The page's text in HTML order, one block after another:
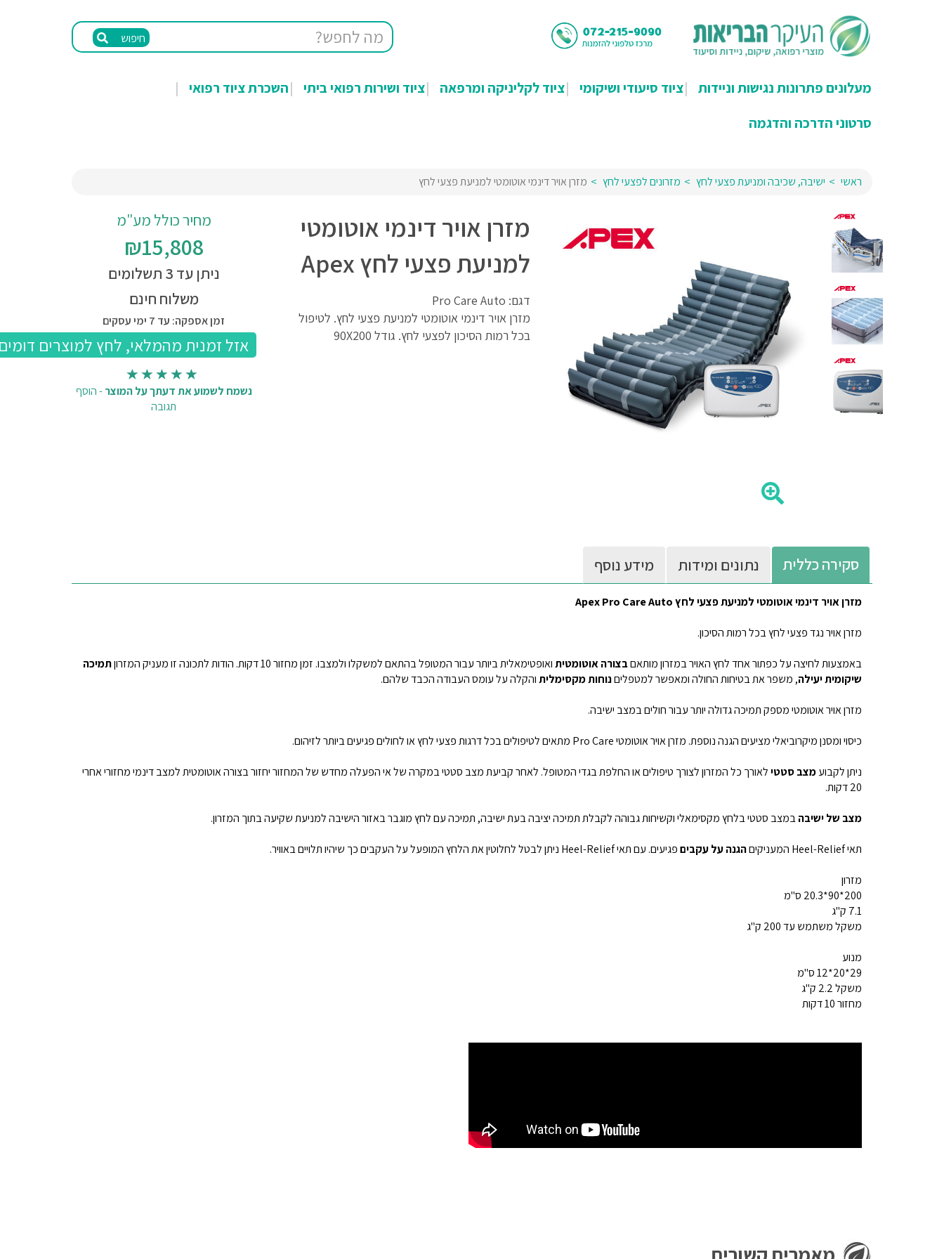
חיפוש
מעלונים פתרונות נגישות וניידות ציוד סיעודי ושיקומי ציוד לקליניקה ומרפאה ציוד ושירות רפואי ביתי
השכרת ציוד רפואי
סרטוני הדרכה והדגמה
ראשי ישיבה, שכיבה ומניעת פצעי לחץ מזרונים לפצעי לחץ מזרן אויר דינמי אוטומטי למניעת פצעי לחץ
מזרן אויר דינמי אוטומטי
למניעת פצעי לחץ Apex
דגם: Pro Care Auto
מזרן אויר דינמי אוטומטי למניעת פצעי לחץ. לטיפול
בכל רמות הסיכון לפצעי לחץ. גודל 90X200
מחיר כולל מע"מ
₪15,808
ניתן עד 3 תשלומים
משלוח חינם
זמן אספקה: עד 7 ימי עסקים
נשמח לשמוע את דעתך על המוצר-הוסף
תגובה
סקירה כללית נתונים ומידות מידע נוסף
מזרן אויר דינמי אוטומטי למניעת פצעי לחץ Apex Pro Care Auto
מזרן אויר נגד פצעי לחץ בכל רמות הסיכון.
באמצעות לחיצה על כפתור אחד לחץ האויר במזרון מותאםבצורה אוטומטיתואופטימאלית ביותר עבור המטופל בהתאם למשקלו ולמצבו. זמן מחזור 10 דקות. הודות לתכונה זו מעניק המזרון
תמיכה
שיקומית יעילה, משפר את בטיחות החולה ומאפשר למטפליםנוחות מקסימליתוהקלה על עומס העבודה הכבד שלהם.
מזרן אויר אוטומטי מספק תמיכה גדולה יותר עבור חולים במצב ישיבה.
כיסוי ומסנן מיקרוביאלי מציעים הגנה נוספת. מזרן אויר אוטומטי Pro Care מתאים לטיפולים בכל דרגות פצעי לחץ או לחולים פגיעים ביותר לזיהום.
ניתן לקבועמצב סטטילאורך כל המזרון לצורך טיפולים או החלפת בגדי המטופל. לאחר קביעת מצב סטטי במקרה של אי הפעלה מחדש של המחזור יחזור בצורה אוטומטית למצב דינמי מחזורי אחרי
20 דקות.
מצב של ישיבהבמצב סטטי בלחץ מקסימאלי וקשיחות גבוהה לקבלת תמיכה יציבה בעת ישיבה, תמיכה עם לחץ מוגבר באזור הישיבה למניעת שקיעה בתוך המזרון.
תאי Heel-Relief המעניקים הגנה על עקביםפגיעים. עם תאי Heel-Relief ניתן לבטל לחלוטין את הלחץ המופעל על העקבים כך שיהיו תלויים באוויר.
מזרון
200*90*20.3 ס"מ
7.1 ק"ג
משקל משתמש עד 200 ק"ג
מנוע
29*20*12 ס"מ
משקל 2.2 ק"ג
מחזור 10 דקות